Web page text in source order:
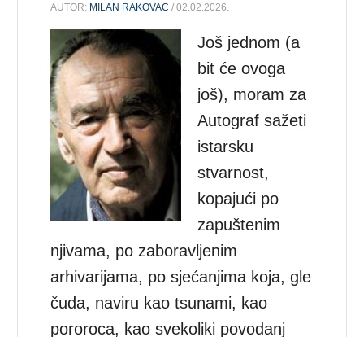
AUTOR: MILAN RAKOVAC / 02.02.2026.
Još jednom (a
bit će ovoga
još), moram za
Autograf sažeti
istarsku
stvarnost,
kopajući po
zapuštenim
njivama, po zaboravljenim
arhivarijama, po sjećanjima koja, gle
čuda, naviru kao tsunami, kao
pororoca, kao svekoliki povodanj